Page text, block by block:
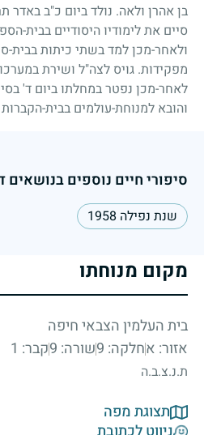
בן אהרן ולאה. נולד ביום כ"ב באדר
סיים את לימודיו היסודיים בבית-
ולאחר-מכן למד בשתי כיתות בבית-
מפקידות. גויס לצה"ל ושירת
לאחר-מכן נפטר במחלתו ביום ד'
והובא למנוחת-עולמים בבית-
סיפורי חיים נוספים בנושאים
שנת נפילה 1958
מקום מנוחתו
בית העלמין הצבאי חיפה
אזור: אחלקה: 9 שורה: 9 קבר: 1
ת.נ.צ.ב.ה
תצוגת מפה